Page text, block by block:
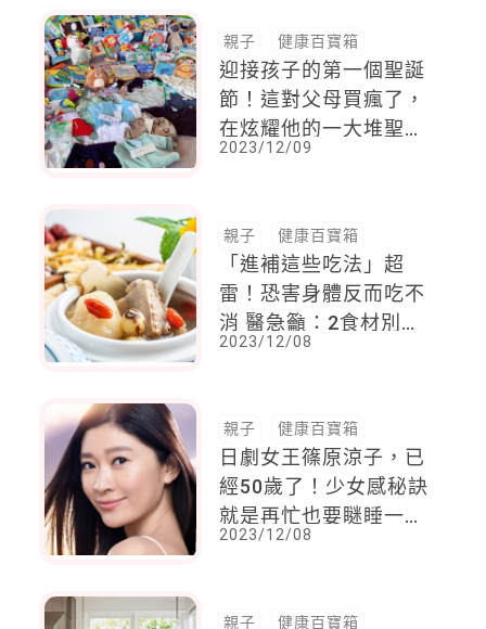
親子 健康百寶箱
迎接孩子的第一個聖誕
節！這對父母買瘋了，
在炫耀他的一大堆聖誕
禮物後，慘遭批評：浪
2023/12/09
親子 健康百寶箱
「進補這些吃法」超
雷！恐害身體反而吃不
消 醫急籲：2食材別忘
記攝取
2023/12/08
親子 健康百寶箱
日劇女王篠原涼子，已
經50歲了！少女感秘訣
就是再忙也要瞇睡一
下，飲食習慣最愛「這
2023/12/08
親子 健康百寶箱